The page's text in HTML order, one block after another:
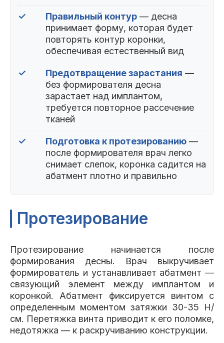
✓ Правильный контур — десна
принимает форму, которая будет
повторять контур коронки,
обеспечивая естественный вид
✓ Предотвращение зарастания —
без формирователя десна
зарастает над имплантом,
требуется повторное рассечение
тканей
✓ Подготовка к протезированию —
после формирователя врач легко
снимает слепок, коронка садится на
абатмент плотно и правильно
Протезирование
Протезирование начинается после
формирования десны. Врач выкручивает
формирователь и устанавливает абатмент —
связующий элемент между имплантом и
коронкой. Абатмент фиксируется винтом с
определенным моментом затяжки 30-35 Н/
см. Перетяжка винта приводит к его поломке,
недотяжка — к раскручиванию конструкции.